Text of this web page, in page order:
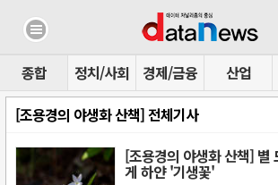
종합 정치/사회 경제/금융 산업
[조용경의 야생화 산책] 전체기사
[조용경의 야생화 산책] 별
게 하얀 '기생꽃'